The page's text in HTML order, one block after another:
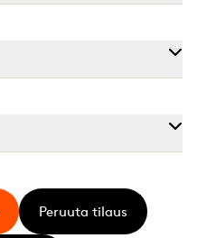
Peruuta tilaus